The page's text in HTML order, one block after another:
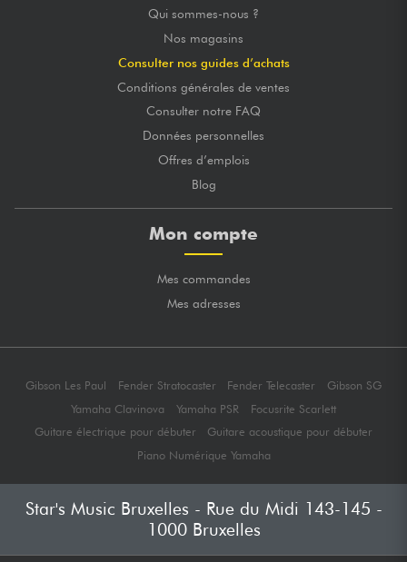
Qui sommes-nous ?
Nos magasins
Consulter nos guides d’achats
Conditions générales de ventes
Consulter notre FAQ
Données personnelles
Offres d’emplois
Blog
Mon compte
Mes commandes
Mes adresses
Gibson Les Paul Fender Stratocaster Fender Telecaster
Gibson SG
Yamaha Clavinova
Yamaha PSR
Focusrite Scarlett
Guitare électrique pour débuter
Guitare acoustique pour débuter
Piano Numérique Yamaha
Star's Music Bruxelles - Rue du Midi 143-145 -
1000 Bruxelles